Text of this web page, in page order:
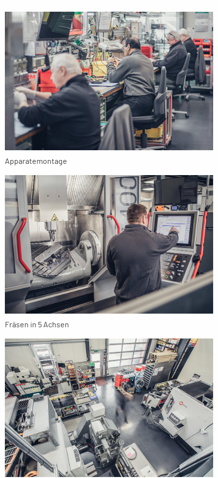
Apparatemontage
Fräsen in 5 Achsen